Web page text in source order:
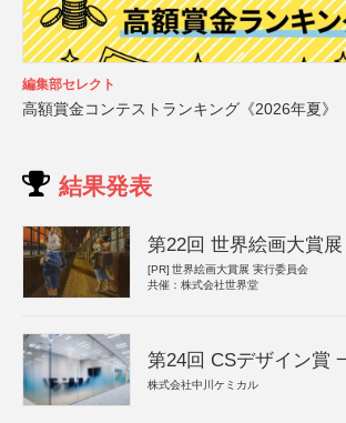
編集部セレクト
高額賞金コンテストランキング《2026年夏》
結果発表
第22回 世界絵画大賞展
[PR] 世界絵画大賞展 実行委員会
共催：株式会社世界堂
第24回 CSデザイン賞
株式会社中川ケミカル